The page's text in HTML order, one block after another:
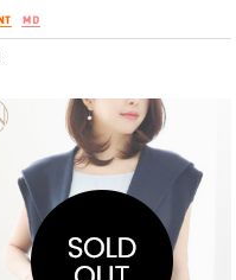
적인 아이템/ 체형보완 만점 /가슴 한쪽
트를 더했으며 가볍고 여유있는 아이